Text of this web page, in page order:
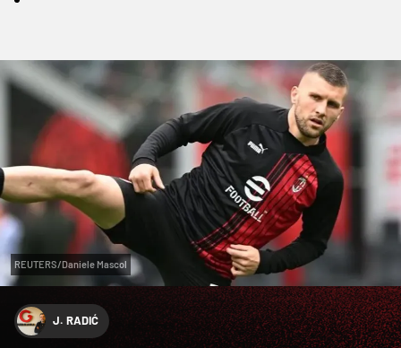
REUTERS/Daniele Mascol
J. RADIĆ